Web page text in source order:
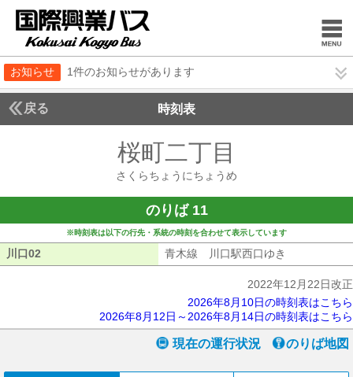
お知らせ 1件のお知らせがあります
戻る 時刻表
桜町二丁目
さくらちょうにちょうめ
のりば 11
※時刻表は以下の行先・系統の時刻を合わせて表示しています
川口02 青木線 川口駅西口ゆき
2022年12月22日改正
2026年8月10日の時刻表はこちら
2026年8月12日～2026年8月14日の時刻表はこちら
現在の運行状況 のりば地図